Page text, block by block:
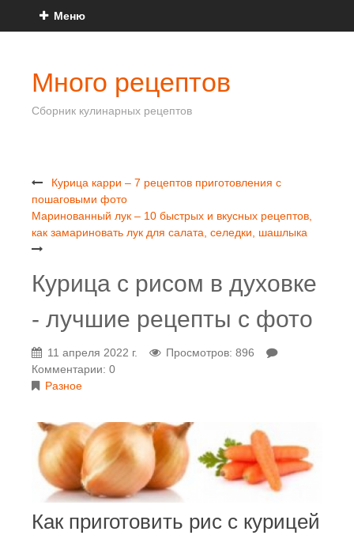
Меню
Много рецептов
Сборник кулинарных рецептов
Курица карри – 7 рецептов приготовления с
пошаговыми фото
Маринованный лук – 10 быстрых и вкусных рецептов,
как замариновать лук для салата, селедки, шашлыка
Курица с рисом в духовке
- лучшие рецепты с фото
11 апреля 2022 г.
Просмотров: 896
Комментарии: 0
Разное
Как приготовить рис с курицей